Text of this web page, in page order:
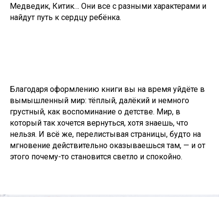
Медведик, Китик… Они все с разными характерами и
найдут путь к сердцу ребёнка.
Благодаря оформлению книги вы на время уйдёте в
вымышленный мир: тёплый, далёкий и немного
грустный, как воспоминание о детстве. Мир, в
который так хочется вернуться, хотя знаешь, что
нельзя. И всё же, перелистывая страницы, будто на
мгновение действительно оказываешься там, — и от
этого почему-то становится светло и спокойно.